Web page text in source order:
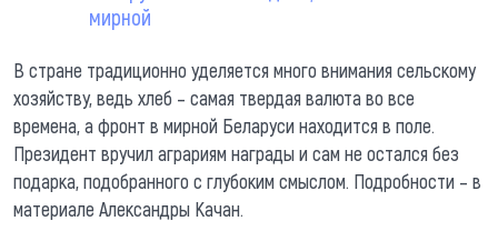
мирной
В стране традиционно уделяется много внимания сельскому
хозяйству, ведь хлеб – самая твердая валюта во все
времена, а фронт в мирной Беларуси находится в поле.
Президент вручил аграриям награды и сам не остался без
подарка, подобранного с глубоким смыслом. Подробности – в
материале Александры Качан.